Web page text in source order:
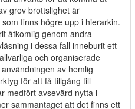
grov brottslighet är
finns högre upp i hierarkin.
åtkomlig genom andra
i dessa fall inneburit ett
och organiserade
av hemlig
för att få tillgång till
medfört avsevärd nytta i
sammantaget att det finns ett